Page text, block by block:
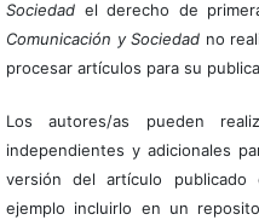
Sociedadel derecho de
Comunicación y Sociedad no
procesar artículos para su
Los autores/as pueden
independientes y adicionales
versión del artículo publicado
ejemplo incluirlo en un